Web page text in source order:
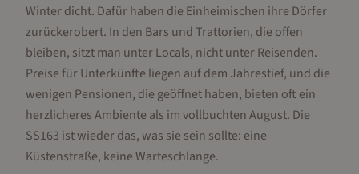
Winter dicht. Dafür haben die Einheimischen ihre Dörfer
zurückerobert. In den Bars und Trattorien, die offen
bleiben, sitzt man unter Locals, nicht unter Reisenden.
Preise für Unterkünfte liegen auf dem Jahrestief, und die
wenigen Pensionen, die geöffnet haben, bieten oft ein
herzlicheres Ambiente als im vollbuchten August. Die
SS163 ist wieder das, was sie sein sollte: eine
Küstenstraße, keine Warteschlange.